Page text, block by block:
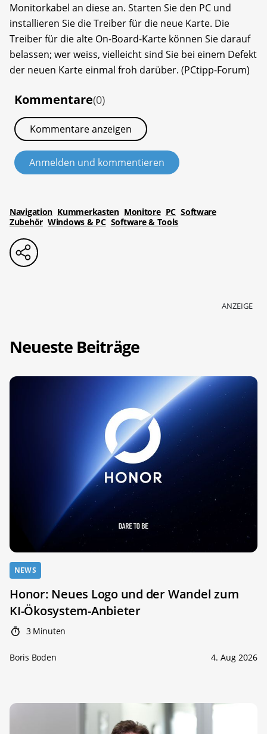
Monitorkabel an diese an. Starten Sie den PC und
installieren Sie die Treiber für die neue Karte. Die
Treiber für die alte On-Board-Karte können Sie darauf
belassen; wer weiss, vielleicht sind Sie bei einem Defekt
der neuen Karte einmal froh darüber. (PCtipp-Forum)
Kommentare(0)
Kommentare anzeigen
Anmelden und kommentieren
Navigation Kummerkasten Monitore PC Software
Zubehör Windows & PC Software & Tools
ANZEIGE
Neueste Beiträge
NEWS
Honor: Neues Logo und der Wandel zum
KI-Ökosystem-Anbieter
3 Minuten
Boris Boden 4. Aug 2026